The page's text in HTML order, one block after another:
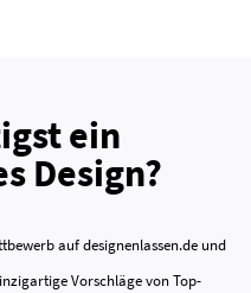
ein
Design?
auf designenlassen.de und
Vorschläge von Top-